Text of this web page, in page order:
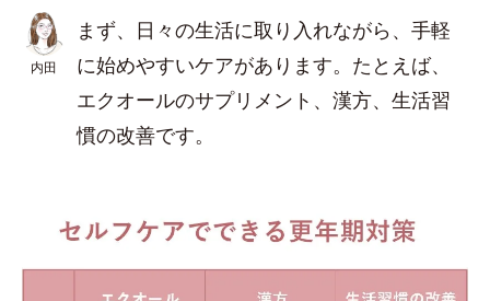
内田
まず、日々の生活に取り入れながら、手軽
に始めやすいケアがあります。たとえば、
エクオールのサプリメント、漢方、生活習
慣の改善です。